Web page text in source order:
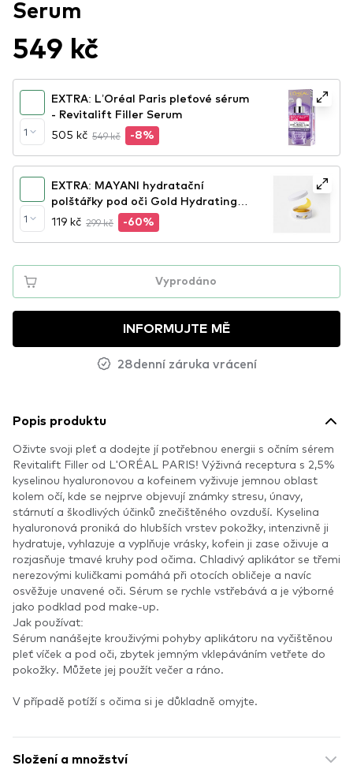
Serum
549 kč
1
EXTRA: L’Oréal Paris pleťové sérum
- Revitalift Filler Serum
505 kč 549 kč -8%
1
EXTRA: MAYANI hydratační
polštářky pod oči Gold Hydrating
Eye Patches
119 kč 299 kč -60%
Vyprodáno
INFORMUJTE MĚ
28denní záruka vrácení
Popis produktu
Oživte svoji pleť a dodejte jí potřebnou energii s očním sérem
Revitalift Filler od L'ORÉAL PARIS! Výživná receptura s 2,5%
kyselinou hyaluronovou a kofeinem vyživuje jemnou oblast
kolem očí, kde se nejprve objevují známky stresu, únavy,
stárnutí a škodlivých účinků znečištěného ovzduší. Kyselina
hyaluronová proniká do hlubších vrstev pokožky, intenzivně ji
hydratuje, vyhlazuje a vyplňuje vrásky, kofein ji zase oživuje a
rozjasňuje tmavé kruhy pod očima. Chladivý aplikátor se třemi
nerezovými kuličkami pomáhá při otocích obličeje a navíc
osvěžuje unavené oči. Sérum se rychle vstřebává a je výborné
jako podklad pod make-up.
Jak používat:
Sérum nanášejte krouživými pohyby aplikátoru na vyčištěnou
pleť víček a pod oči, zbytek jemným vklepáváním vetřete do
pokožky. Můžete jej použít večer a ráno.
V případě potíží s očima si je důkladně omyjte.
Složení a množství